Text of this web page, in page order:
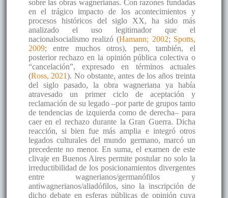
sobre las obras wagnerianas. Con razones fundadas
en el trágico impacto de los acontecimientos y
procesos históricos del siglo XX, ha sido más
analizado el uso legitimador que el
nacionalsocialismo realizó (Hamann; 2002; Spotts,
2009; entre muchos otros), pero, también, el
posterior rechazo en la opinión pública colectiva o
“cancelación”, expresado en términos actuales
(Ross, 2021). No obstante, antes de los años treinta
del siglo pasado, la obra wagneriana ya había
atravesado un primer ciclo de aceptación y
reclamación de su legado –por parte de grupos tanto
de tendencias de izquierda como de derecha– para
caer en el rechazo durante la Gran Guerra. Dicha
reacción, si bien fue más amplia e integró otros
legados culturales del mundo germano, marcó un
precedente no menor. En suma, el examen de este
clivaje en Buenos Aires permite postular no solo la
irreductibilidad de los posicionamientos divergentes
entre wagnerianos/germanófilos y
antiwagnerianos/aliadófilos, sino la inscripción de
dicho debate en esferas públicas de opinión cuya